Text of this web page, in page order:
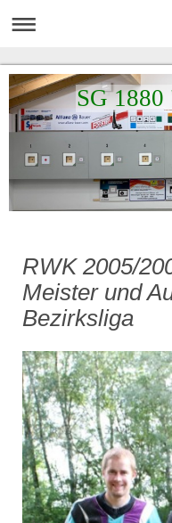
SG
RWK 2005/
Meister und
Bezirksliga